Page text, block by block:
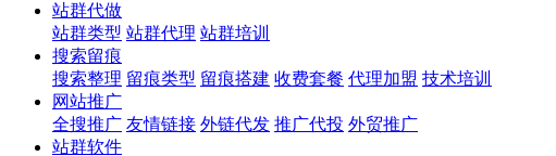
站群代做
站群类型 站群代理 站群培训
搜索留痕
搜索整理 留痕类型 留痕搭建 收费套餐 代理加盟 技术培训
网站推广
全搜推广 友情链接 外链代发 推广代投 外贸推广
站群软件